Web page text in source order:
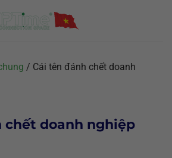
/ Cái tên đánh chết doanh
chết doanh nghiệp